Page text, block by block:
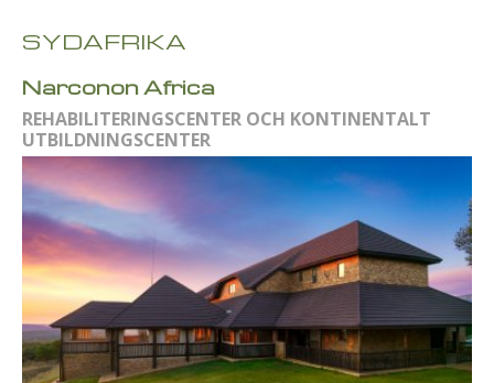
SYDAFRIKA
Narconon Africa
REHABILITERINGSCENTER OCH KONTINENTALT
UTBILDNINGSCENTER